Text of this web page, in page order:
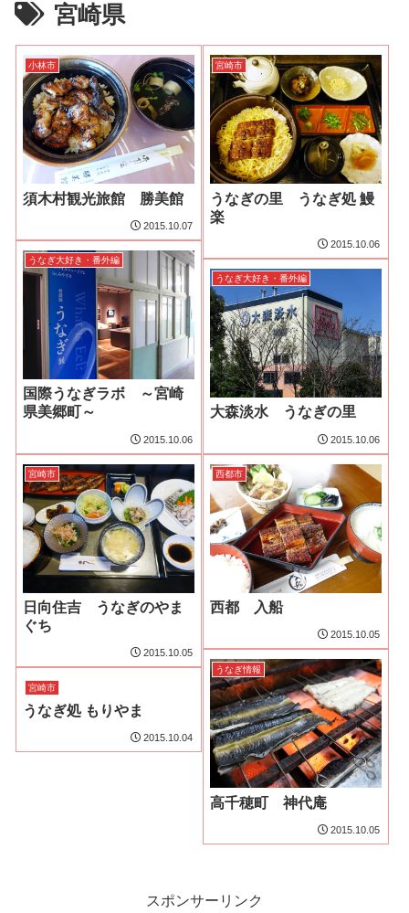
宮崎県
小林市
須木村観光旅館 勝美館
2015.10.07
宮崎市
うなぎの里 うなぎ処 鰻
楽
2015.10.06
うなぎ大好き・番外編
国際うなぎラボ ～宮崎
県美郷町～
2015.10.06
うなぎ大好き・番外編
大森淡水 うなぎの里
2015.10.06
宮崎市
日向住吉 うなぎのやま
ぐち
2015.10.05
西都市
西都 入船
2015.10.05
うなぎ情報
高千穂町 神代庵
2015.10.05
宮崎市
うなぎ処 もりやま
2015.10.04
スポンサーリンク